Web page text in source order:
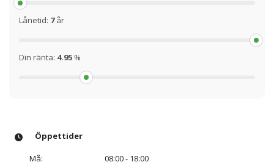
Lånetid: 7år
Din ränta: 4.95 %
Öppettider
Må:
08:00 - 18:00